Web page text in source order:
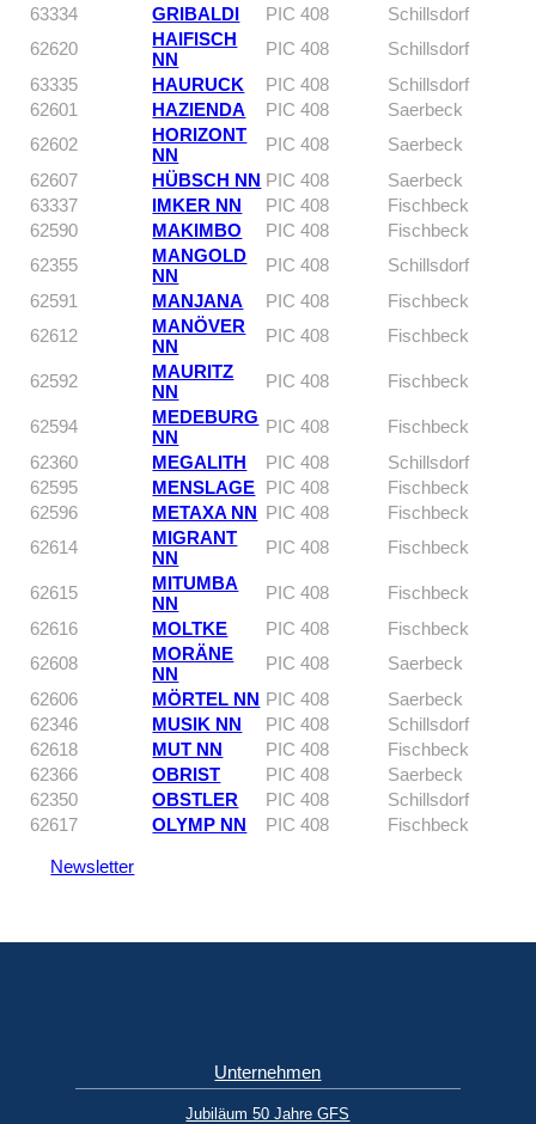
63334
GRIBALDI PIC 408
Schillsdorf
62620
HAIFISCH
NN
PIC 408
Schillsdorf
63335
HAURUCK PIC 408
Schillsdorf
62601
HAZIENDA PIC 408
Saerbeck
62602
HORIZONT
NN
PIC 408
Saerbeck
62607
HÜBSCH NN PIC 408
Saerbeck
63337
IMKER NN PIC 408
Fischbeck
62590
MAKIMBO PIC 408
Fischbeck
62355
MANGOLD
NN
PIC 408
Schillsdorf
62591
MANJANA PIC 408
Fischbeck
62612
MANÖVER
NN
PIC 408 Fischbeck
62592
MAURITZ
NN
PIC 408 Fischbeck
62594
MEDEBURG
NN
PIC 408
Fischbeck
62360
MEGALITH PIC 408
Schillsdorf
62595
MENSLAGE PIC 408
Fischbeck
62596
METAXA NN PIC 408
Fischbeck
62614
MIGRANT
NN
PIC 408 Fischbeck
62615
MITUMBA
NN
PIC 408
Fischbeck
62616
MOLTKE PIC 408
Fischbeck
62608
MORÄNE
NN
PIC 408
Saerbeck
62606
MÖRTEL NN PIC 408
Saerbeck
62346
MUSIK NN PIC 408
Schillsdorf
62618
MUT NN PIC 408
Fischbeck
62366
OBRIST PIC 408
Saerbeck
62350
OBSTLER PIC 408
Schillsdorf
62617
OLYMP NN PIC 408 Fischbeck
Newsletter
Unternehmen
Jubiläum 50 Jahre GFS